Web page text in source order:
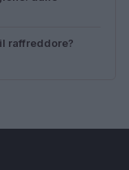
raffreddore?